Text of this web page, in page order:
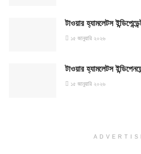
টাওয়ার হ্যামলেটস
১৫ জানুয়ারি ২০২৬
টাওয়ার হ্যামলেটস
১৫ জানুয়ারি ২০২৬